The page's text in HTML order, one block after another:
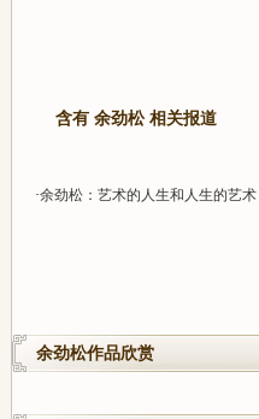
含有 余劲松 相关报道
·余劲松：艺术的人生和人生的艺术
余劲松作品欣赏